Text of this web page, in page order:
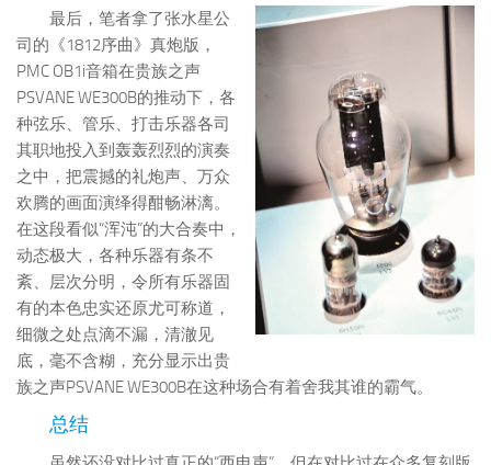
最后，笔者拿了张水星公
司的《1812序曲》真炮版，
PMC OB1i音箱在贵族之声
PSVANE WE300B的推动下，各
种弦乐、管乐、打击乐器各司
其职地投入到轰轰烈烈的演奏
之中，把震撼的礼炮声、万众
欢腾的画面演绎得酣畅淋漓。
在这段看似“浑沌”的大合奏中，
动态极大，各种乐器有条不
紊、层次分明，令所有乐器固
有的本色忠实还原尤可称道，
细微之处点滴不漏，清澈见
底，毫不含糊，充分显示出贵
族之声PSVANE WE300B在这种场合有着舍我其谁的霸气。
总结